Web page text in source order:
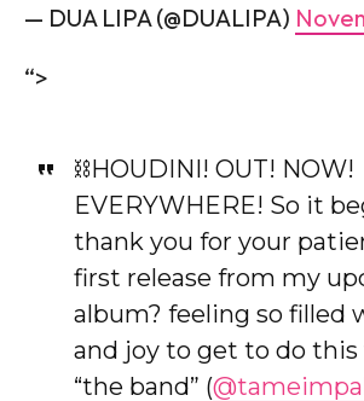
— DUA LIPA (@DUALIPA)
“>
⛓️HOUDINI! OUT! NOW!
EVERYWHERE! So it
thank you for your
first release from my
album? feeling so filled
and joy to get to do
“the band” (